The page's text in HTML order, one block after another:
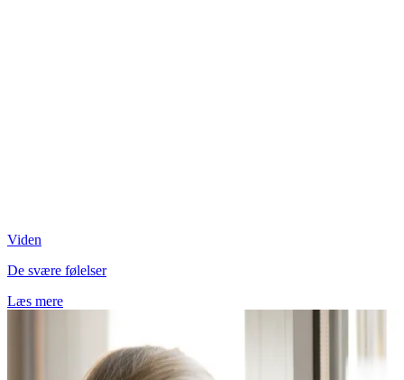
Viden
De svære følelser
Læs mere